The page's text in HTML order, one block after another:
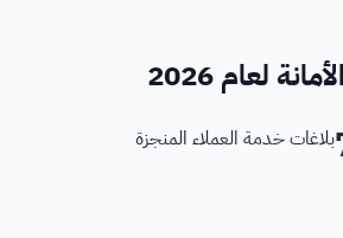
لعام 2026
بلاغات خدمة العملاء المنجزة